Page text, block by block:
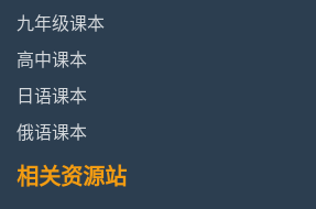
九年级课本
高中课本
日语课本
俄语课本
相关资源站